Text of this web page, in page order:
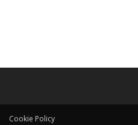
Cookie Policy